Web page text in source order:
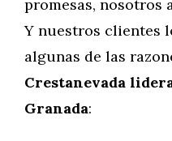
promesas, nosotros
Y nuestros clientes
algunas de las
Crestanevada
Granada: